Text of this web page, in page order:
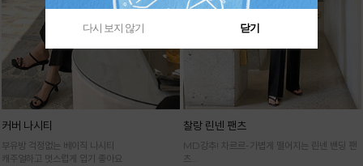
커버 나시티
부유방 걱정없는 베이직 나시티
캐주얼하고 멋스럽게 입기 좋아요
찰랑 린넨 팬츠
MD강추! 차르르-가볍게 떨어지는 린넨 밴딩 팬
츠
다시 보지 않기 닫기